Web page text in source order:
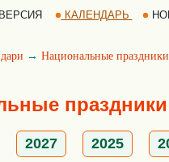
КАЛЕНДАРЬ
→ Национальные праздники
2027 2025